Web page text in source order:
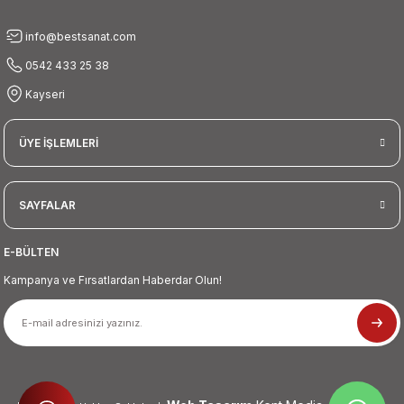
info@bestsanat.com
0542 433 25 38
Kayseri
ÜYE İŞLEMLERİ
SAYFALAR
E-BÜLTEN
Kampanya ve Fırsatlardan Haberdar Olun!